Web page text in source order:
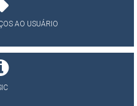
AO USUÁRIO